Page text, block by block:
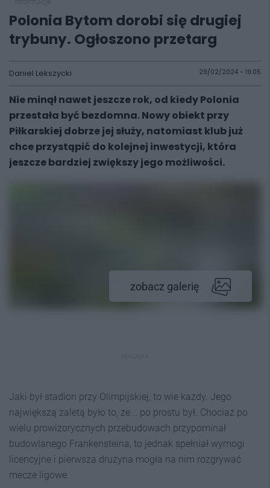
Polonia Bytom dorobi się drugiej
trybuny. Ogłoszono przetarg
Daniel Lekszycki 29/02/2024 - 19:05
Nie minął nawet jeszcze rok, od kiedy Polonia
przestała być bezdomna. Nowy obiekt przy
Piłkarskiej dobrze jej służy, natomiast klub już
chce przystąpić do kolejnej inwestycji, która
jeszcze bardziej zwiększy jego możliwości.
zobacz galerię
Jaki był stadion przy Olimpijskiej, to wie każdy. Jego
największą zaletą było to, że... po prostu był. Chociaż po
wielu prowizorycznych przebudowach przypominał
budowlanego Frankensteina, to jednak spełniał wymogi
licencyjne i pierwsza drużyna mogła na nim rozgrywać
mecze ligowe.